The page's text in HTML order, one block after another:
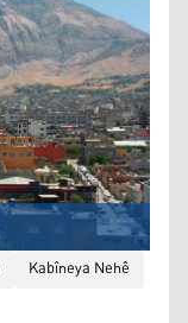
Kabîneya Nehê